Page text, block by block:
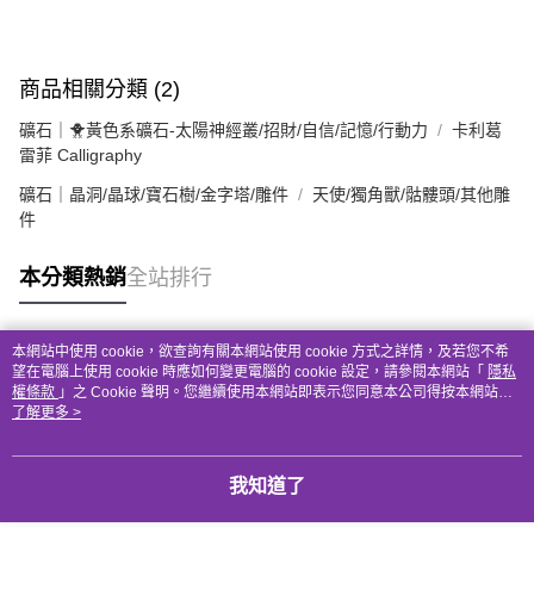
商品相關分類 (2)
礦石｜🐥黃色系礦石-太陽神經叢/招財/自信/記憶/行動力
卡利葛
雷菲 Calligraphy
礦石｜晶洞/晶球/寶石樹/金字塔/雕件
天使/獨角獸/骷髏頭/其他雕
件
本分類熱銷全站排行
熱門標籤
本網站中使用 cookie，欲查詢有關本網站使用 cookie 方式之詳情，及若您不希
望在電腦上使用 cookie 時應如何變更電腦的 cookie 設定，請參閱本網站「 隱私
權條款 」之 Cookie 聲明。您繼續使用本網站即表示您同意本公司得按本網站使
用條款之 Cookie 聲明使用 cookie。
了解更多 >
我知道了